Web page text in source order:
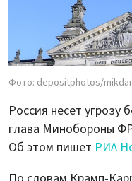
Фото: depositphotos/
Россия несет угрозу
глава Минобороны
Об этом пишет РИА